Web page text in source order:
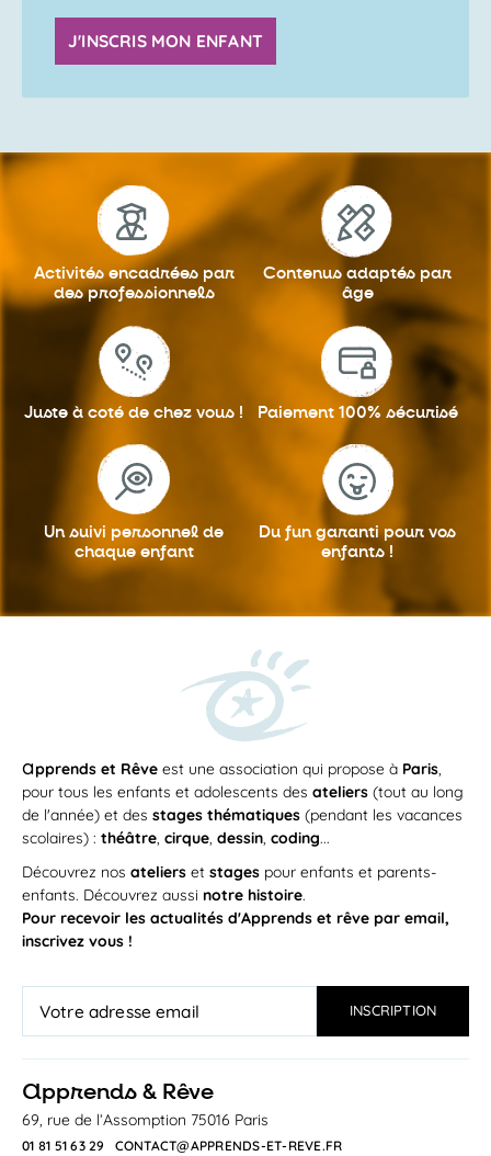
J'INSCRIS MON ENFANT
Activités encadrées par
des professionnels
Contenus adaptés par
âge
Juste à coté de chez vous ! Paiement 100% sécurisé
Un suivi personnel de
chaque enfant
Du fun garantipour vos
enfants !
apprends et Rêve est une association qui propose à Paris,
pour tous les enfants et adolescents des ateliers (tout au long
de l'année) et des stages thématiques (pendant les vacances
scolaires) : théâtre, cirque, dessin, coding...
Découvrez nos ateliers et stages pour enfants et parents-
enfants. Découvrez aussi notre histoire.
Pour recevoir les actualités d'Apprends et rêve par email,
inscrivez vous !
apprends & Rêve
69, rue de l’Assomption 75016 Paris
01 81 51 63 29 CONTACT@APPRENDS-ET-REVE.FR